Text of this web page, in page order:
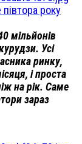
року
мільйонів
Усі
ринку,
і проста
на рік. Саме
зараз